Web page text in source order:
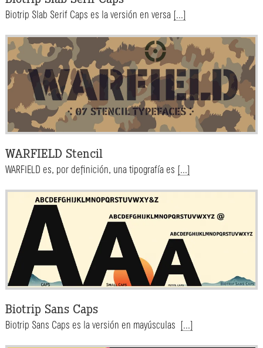
Biotrip Slab Serif Caps es la versión en versa [...]
WARFIELD Stencil
WARFIELD es, por definición, una tipografía es [...]
Biotrip Sans Caps
Biotrip Sans Caps es la versión en mayúsculas [...]